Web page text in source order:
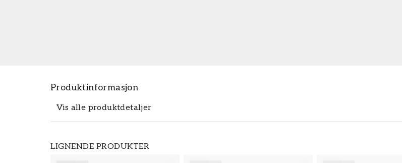
Produktinformasjon
Vis alle produktdetaljer
LIGNENDE PRODUKTER